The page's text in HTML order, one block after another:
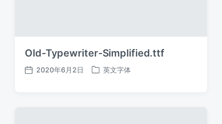
Old-Typewriter-Simplified.ttf
发
2020年6月2日
发
英文字体